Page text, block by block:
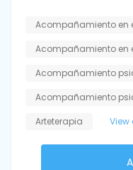
Acompañamiento en
Acompañamiento en
Acompañamiento
Acompañamiento
Arteterapia
View